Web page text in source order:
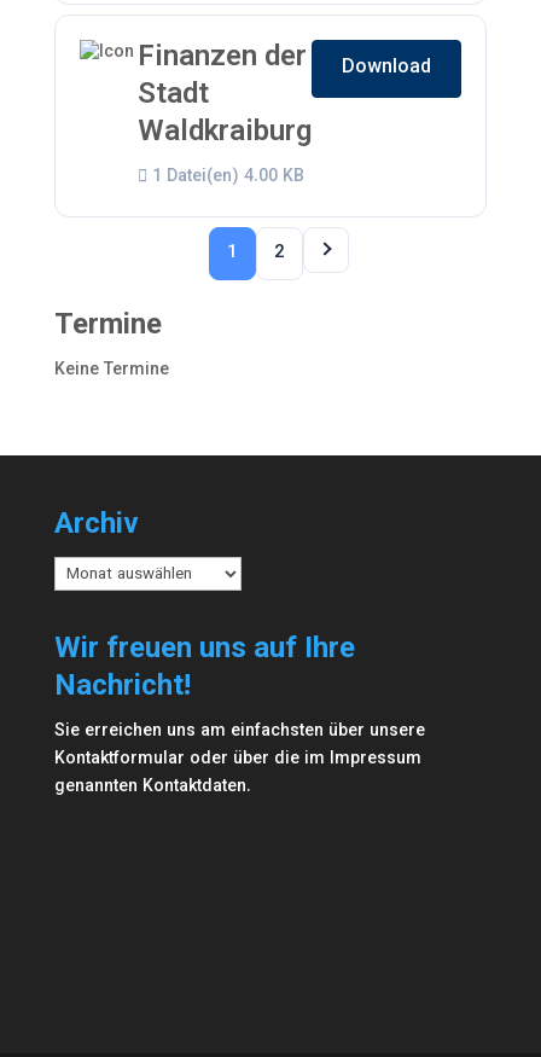
Finanzen der
Stadt
Waldkraiburg
1 Datei(en) 4.00 KB
Download
1 2
Termine
Keine Termine
Archiv
Archiv
Wir freuen uns auf Ihre
Nachricht!
Sie erreichen uns am einfachsten über unsere
Kontaktformular oder über die im Impressum
genannten Kontaktdaten.